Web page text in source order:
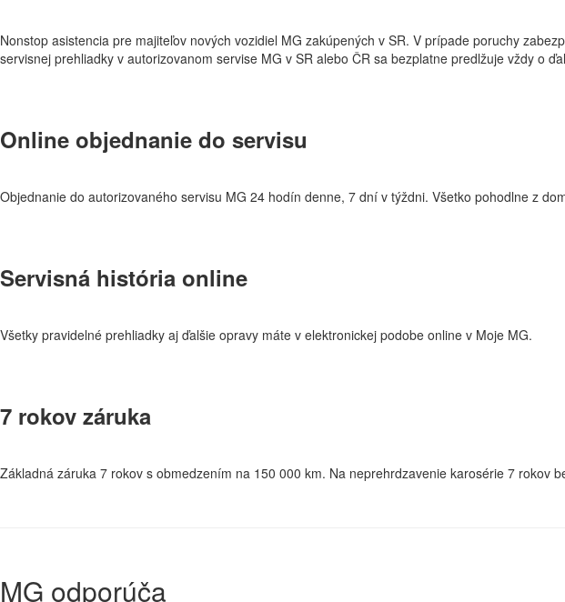
Nonstop asistencia pre majiteľov nových vozidiel MG zakúpených v SR. V prípade poruchy
servisnej prehliadky v autorizovanom servise MG v SR alebo ČR sa bezplatne predlžuje vždy o
Online objednanie do servisu
Objednanie do autorizovaného servisu MG 24 hodín denne, 7 dní v týždni. Všetko pohodlne z
Servisná história online
Všetky pravidelné prehliadky aj ďalšie opravy máte v elektronickej podobe online v Moje MG.
7 rokov záruka
Základná záruka 7 rokov s obmedzením na 150 000 km. Na neprehrdzavenie karosérie 7 rokov
MG odporúča